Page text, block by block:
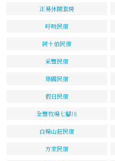
正易休閒套房
呼吸民宿
阿土伯民宿
采豐民宿
築園民宿
假日民宿
全豐牧場七腳川
白楊山莊民宿
方家民宿